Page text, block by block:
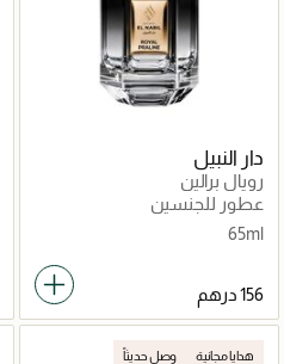
دار النبيل
رويال برالين
عطور للجنسين
65ml
هدايا مجانية وصل حديثاً